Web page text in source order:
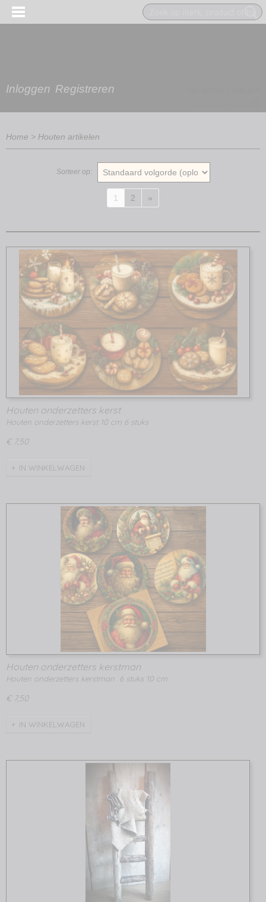
Inloggen Registreren
Home > Houten artikelen
Sorteer op:
1 2 »
Houten onderzetters kerst
Houten onderzetters kerst 10 cm 6 stuks
€ 7,50
IN WINKELWAGEN
Houten onderzetters kerstman
Houten onderzetters kerstman 6 stuks 10 cm
€ 7,50
IN WINKELWAGEN